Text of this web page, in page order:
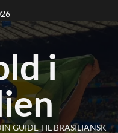
i
GUIDE TIL BRASILIANSK